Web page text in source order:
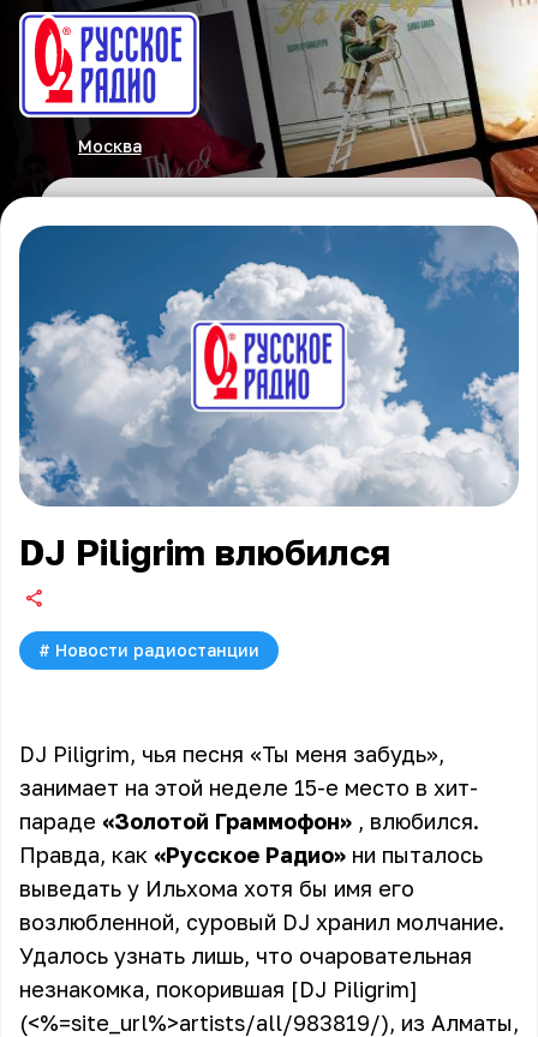
Москва
DJ Piligrim влюбился
# Новости радиостанции
DJ Piligrim, чья песня «Ты меня забудь»,
занимает на этой неделе 15-е место в хит-
параде «Золотой Граммофон» , влюбился.
Правда, как «Русское Радио» ни пыталось
выведать у Ильхома хотя бы имя его
возлюбленной, суровый DJ хранил молчание.
Удалось узнать лишь, что очаровательная
незнакомка, покорившая [DJ Piligrim]
(<%=site_url%>artists/all/983819/), из Алматы,